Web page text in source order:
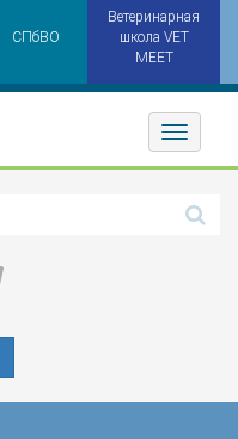
СПбВО
Ветеринарная
школа VET
MEET
Toggler